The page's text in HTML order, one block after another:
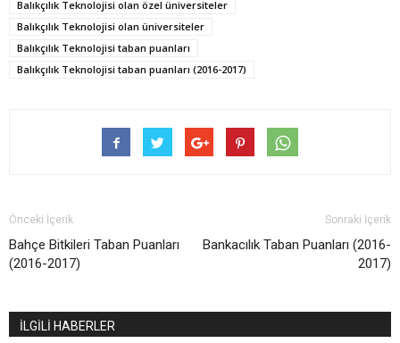
Balıkçılık Teknolojisi olan özel üniversiteler
Balıkçılık Teknolojisi olan üniversiteler
Balıkçılık Teknolojisi taban puanları
Balıkçılık Teknolojisi taban puanları (2016-2017)
Önceki İçerik
Bahçe Bitkileri Taban Puanları
(2016-2017)
Sonraki İçerik
Bankacılık Taban Puanları (2016-
2017)
İLGİLİ HABERLER